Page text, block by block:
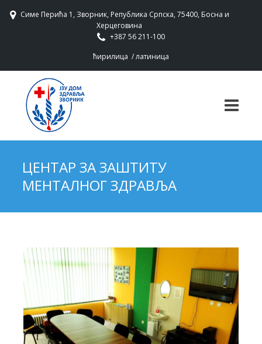
Симе Перића 1, Зворник, Република Српска, 75400, Босна и
Херцеговина
+387 56 211-100
ћирилица /латиница
ЦЕНТАР ЗА ЗАШТИТУ
МЕНТАЛНОГ ЗДРАВЉА